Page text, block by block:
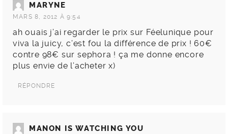
MARYNE
MARS 8, 2012 À 9:54
ah ouais j’ai regarder le prix sur Féelunique pour
viva la juicy, c’est fou la différence de prix ! 60€
contre 98€ sur sephora ! ça me donne encore
plus envie de l’acheter x)
RÉPONDRE
MANON IS WATCHING YOU